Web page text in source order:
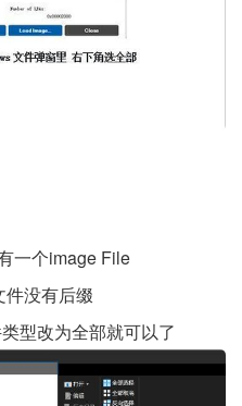
一个image File
没有后缀
型改为全部就可以了